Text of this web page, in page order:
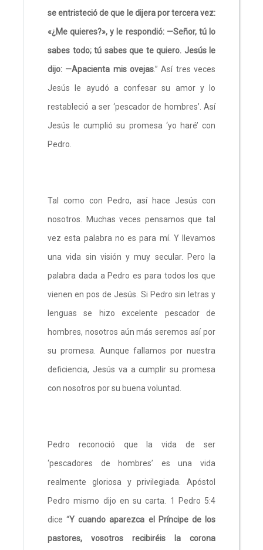
se entristeció de que le dijera por tercera vez:
«¿Me quieres?», y le respondió: —Señor, tú lo
sabes todo; tú sabes que te quiero. Jesús le
dijo: —Apacienta mis ovejas.” Así tres veces
Jesús le ayudó a confesar su amor y lo
restableció a ser ‘pescador de hombres’. Así
Jesús le cumplió su promesa ‘yo haré’ con
Pedro.
Tal como con Pedro, así hace Jesús con
nosotros. Muchas veces pensamos que tal
vez esta palabra no es para mí. Y llevamos
una vida sin visión y muy secular. Pero la
palabra dada a Pedro es para todos los que
vienen en pos de Jesús. Si Pedro sin letras y
lenguas se hizo excelente pescador de
hombres, nosotros aún más seremos así por
su promesa. Aunque fallamos por nuestra
deficiencia, Jesús va a cumplir su promesa
con nosotros por su buena voluntad.
Pedro reconoció que la vida de ser
‘pescadores de hombres’ es una vida
realmente gloriosa y privilegiada. Apóstol
Pedro mismo dijo en su carta. 1 Pedro 5:4
dice “Y cuando aparezca el Príncipe de los
pastores, vosotros recibiréis la corona